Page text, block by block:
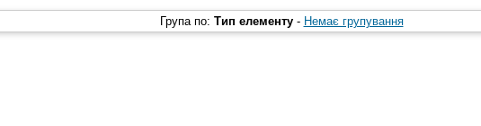
Група по: Тип елементу - Немає групування